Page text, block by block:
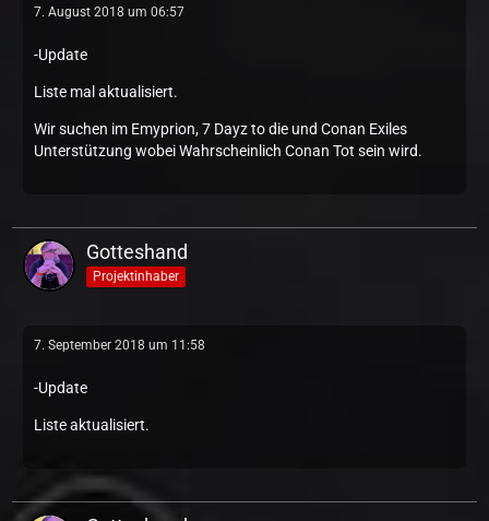
7. August 2018 um 06:57
-Update
Liste mal aktualisiert.
Wir suchen im Emyprion, 7 Dayz to die und Conan Exiles
Unterstützung wobei Wahrscheinlich Conan Tot sein wird.
Gotteshand
Projektinhaber
7. September 2018 um 11:58
-Update
Liste aktualisiert.